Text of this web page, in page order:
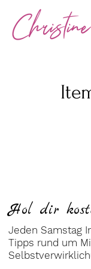
Hol dir
Jeden Samstag
Tipps rund um